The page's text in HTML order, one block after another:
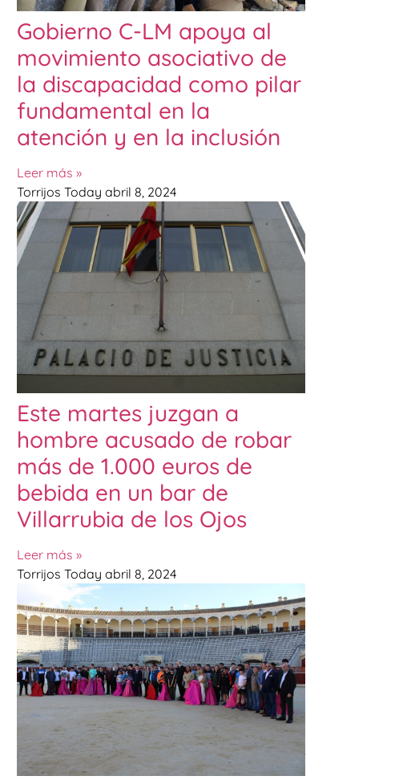
Gobierno C-LM apoya al
movimiento asociativo de
la discapacidad como pilar
fundamental en la
atención y en la inclusión
Leer más »
Torrijos Today abril 8, 2024
Este martes juzgan a
hombre acusado de robar
más de 1.000 euros de
bebida en un bar de
Villarrubia de los Ojos
Leer más »
Torrijos Today abril 8, 2024